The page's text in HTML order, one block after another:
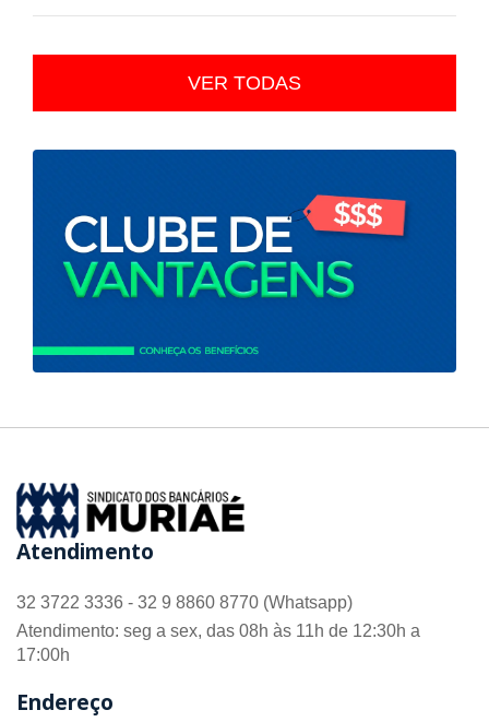
VER TODAS
Atendimento
32 3722 3336 - 32 9 8860 8770 (Whatsapp)
Atendimento: seg a sex, das 08h às 11h de 12:30h a
17:00h
Endereço